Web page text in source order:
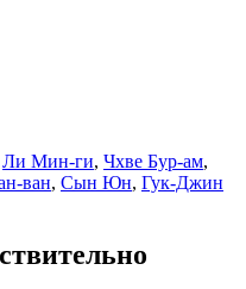
Ли Мин-ги, Чхве Бур-ам,
ван, Сын Юн, Гук-Джин